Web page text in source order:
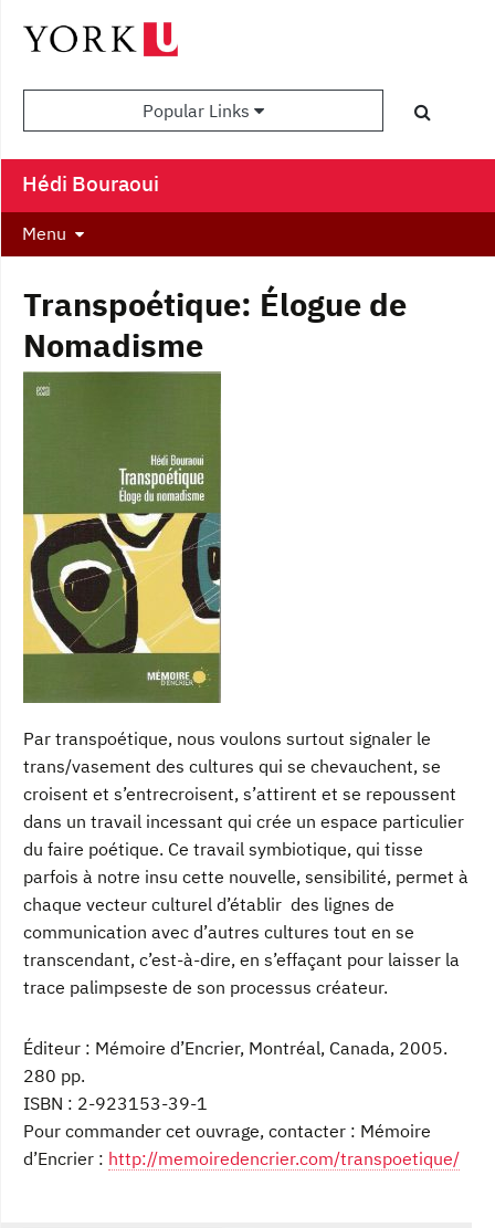
Popular Links
Hédi Bouraoui
Menu
Transpoétique: Élogue de
Nomadisme
Par transpoétique, nous voulons surtout signaler le
trans/vasement des cultures qui se chevauchent, se
croisent et s’entrecroisent, s’attirent et se repoussent
dans un travail incessant qui crée un espace particulier
du faire poétique. Ce travail symbiotique, qui tisse
parfois à notre insu cette nouvelle, sensibilité, permet à
chaque vecteur culturel d’établir des lignes de
communication avec d’autres cultures tout en se
transcendant, c’est-à-dire, en s’effaçant pour laisser la
trace palimpseste de son processus créateur.
Éditeur : Mémoire d’Encrier, Montréal, Canada, 2005.
280 pp.
ISBN : 2-923153-39-1
Pour commander cet ouvrage, contacter : Mémoire
d’Encrier : http://memoiredencrier.com/transpoetique/